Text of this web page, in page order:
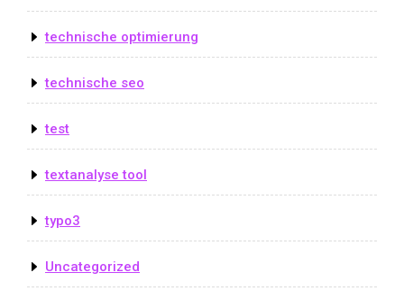
technische optimierung
technische seo
test
textanalyse tool
typo3
Uncategorized